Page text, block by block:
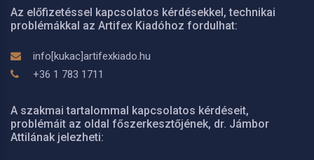
Az előfizetéssel kapcsolatos kérdésekkel, technikai
problémákkal az Artifex Kiadóhoz fordulhat:
info[kukac]artifexkiado.hu
+36 1 783 1711
A szakmai tartalommal kapcsolatos kérdéseit,
problémáit az oldal főszerkesztőjének, dr. Jámbor
Attilának jelezheti: